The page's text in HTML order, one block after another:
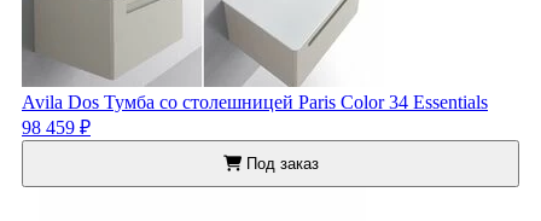
Avila Dos Тумба со столешницей Paris Color 34 Essentials
98 459 ₽
Под заказ